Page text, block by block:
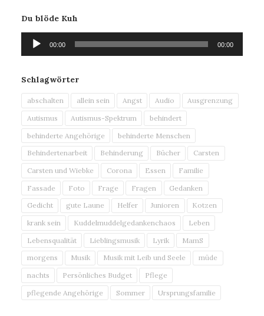
Du blöde Kuh
Audio-
Player
00:00 00:00
Schlagwörter
abschalten allein sein Angst Audio
Ausgrenzung
Autismus
Autismus-Spektrum
behindert
behinderte Angehörige
behinderte Menschen
Behindertenarbeit
Behinderung Bücher
Carsten
Carsten und Wiebke
Corona Essen
Familie
Fassade
Foto Frage Fragen
Gedanken
Gedicht
gute Laune Helfer Junioren
Kotzen
krank sein
Kuddelmuddelgedankenchaos
Leben
Lebensqualität
Lieblingsmusik Lyrik
MamS
morgens
Musik Musik mit Leib und Seele
müde
nachts
Persönliches Budget
Pflege
pflegende Angehörige
Sommer Ursprungsfamilie